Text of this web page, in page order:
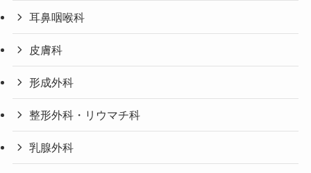
耳鼻咽喉科
皮膚科
形成外科
整形外科・リウマチ科
乳腺外科